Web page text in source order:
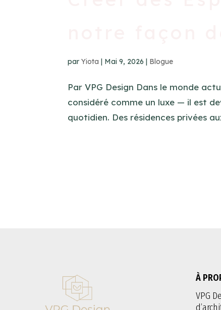
parYiota | Mai 9, 2026 | Blogue
Par VPG Design Dans le monde
considéré comme un luxe — il est
quotidien. Des résidences privées
À
VPG